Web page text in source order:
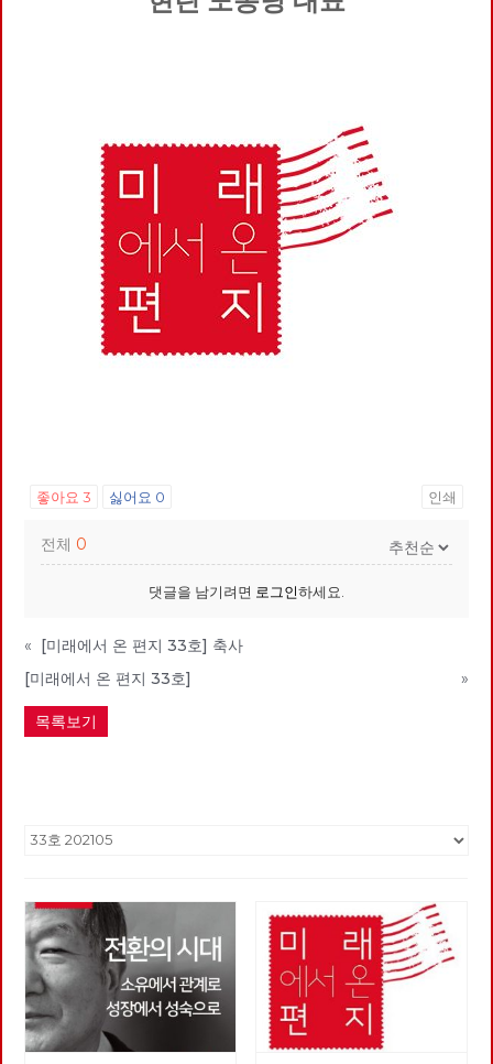
좋아요 3 싫어요 0 인쇄
전체 0
댓글을 남기려면 로그인하세요.
« [미래에서 온 편지 33호] 축사
[미래에서 온 편지 33호]
»
목록보기